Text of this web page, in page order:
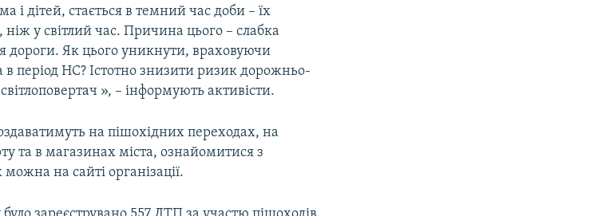
і дітей, стається в темний час доби – їх
у світлий час. Причина цього – слабка
дороги. Як цього уникнути, враховуючи
в період НС? Істотно знизити ризик дорожньо-
», – інформують активісти.
на пішохідних переходах, на
та в магазинах міста, ознайомитися з
на сайті організації.